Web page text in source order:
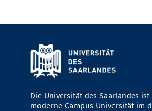
Die Universität des Saarlandes ist
moderne Campus-Universität im